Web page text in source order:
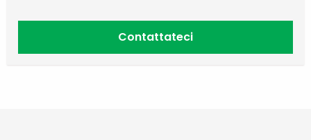
Contattateci